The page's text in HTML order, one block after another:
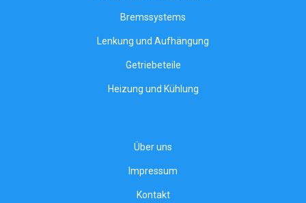
Bremssystems
Lenkung und Aufhängung
Getriebeteile
Heizung und Kühlung
Über uns
Impressum
Kontakt